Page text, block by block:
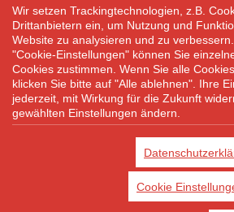
Jetzt geschlossen!
Mo-Fr 08:30-18:00
Sa 08:30-12:30
Adventsamstage: 08:30 bis 17:00
Selbstabholung.
Bei Preisen, die mit "UVP" gekennzeichnet
Wir setzen Trackingtechnologien, z.B.
Drittanbietern ein, um Nutzung und
Website zu analysieren und zu
"Cookie-Einstellungen" können Sie
Cookies zustimmen. Wenn Sie alle
klicken Sie bitte auf "Alle ablehnen". Ihre
jederzeit, mit Wirkung für die Zukunft
gewählten Einstellungen ändern.
Cookie